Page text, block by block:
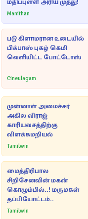
மதிப்புள்ள அரிய முத்து!
Manithan
படு கிளாமரான உடையில்
பிக்பாஸ் புகழ் கெமி
வெளியிட்ட போட்டோஸ்
Cineulagam
முன்னாள் அமைச்சர்
அகில விராஜ்
காரியவசத்திற்கு
விளக்கமறியல்
Tamilwin
மைத்திரிபால
சிறிசேனவின் மகன்
கொழும்பில்..! மருமகள்
தப்பியோட்டம்..
Tamilwin